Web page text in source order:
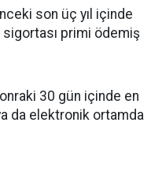
son üç yıl içinde
primi ödemiş
30 gün içinde en
da elektronik ortamda